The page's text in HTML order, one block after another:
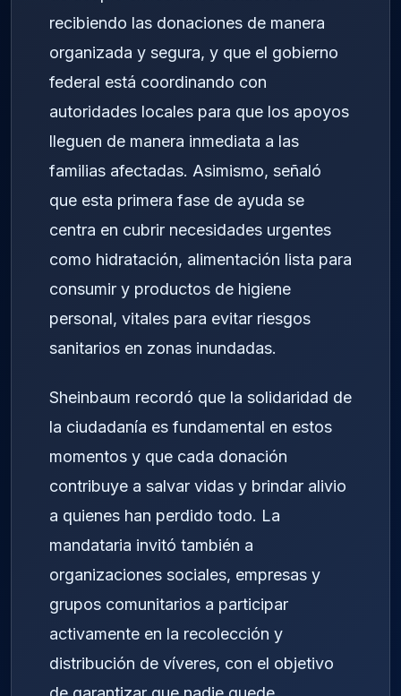
recibiendo las donaciones de manera
organizada y segura, y que el gobierno
federal está coordinando con
autoridades locales para que los apoyos
lleguen de manera inmediata a las
familias afectadas. Asimismo, señaló
que esta primera fase de ayuda se
centra en cubrir necesidades urgentes
como hidratación, alimentación lista para
consumir y productos de higiene
personal, vitales para evitar riesgos
sanitarios en zonas inundadas.
Sheinbaum recordó que la solidaridad de
la ciudadanía es fundamental en estos
momentos y que cada donación
contribuye a salvar vidas y brindar alivio
a quienes han perdido todo. La
mandataria invitó también a
organizaciones sociales, empresas y
grupos comunitarios a participar
activamente en la recolección y
distribución de víveres, con el objetivo